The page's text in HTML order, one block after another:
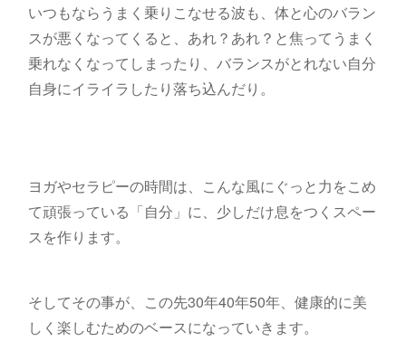
いつもならうまく乗りこなせる波も、体と心のバラン
スが悪くなってくると、あれ？あれ？と焦ってうまく
乗れなくなってしまったり、バランスがとれない自分
自身にイライラしたり落ち込んだり。
ヨガやセラピーの時間は、こんな風にぐっと力をこめ
て頑張っている「自分」に、少しだけ息をつくスペー
スを作ります。
そしてその事が、この先30年40年50年、健康的に美
しく楽しむためのベースになっていきます。